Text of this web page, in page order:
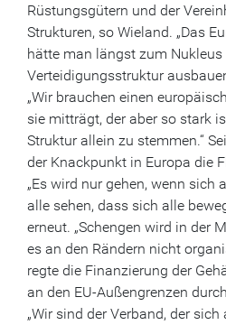
Rüstungsgütern und der
Strukturen, so Wieland. „Das
hätte man längst zum Nukleus
Verteidigungsstruktur
„Wir brauchen einen
sie mitträgt, der aber so stark
Struktur allein zu stemmen.“
der Knackpunkt in Europa die
„Es wird nur gehen, wenn sich
alle sehen, dass sich alle
erneut. „Schengen wird in der
es an den Rändern nicht
regte die Finanzierung der
an den EU-Außengrenzen
„Wir sind der Verband, der